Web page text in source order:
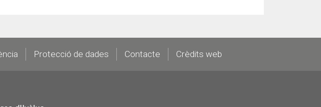
Protecció de dades Contacte Crèdits web